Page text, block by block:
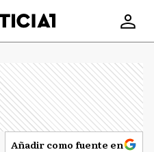
Añadir como fuente en